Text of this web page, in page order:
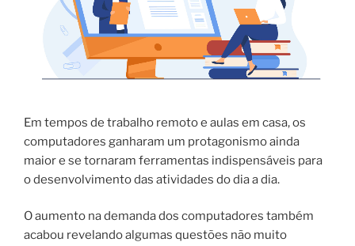
Em tempos de trabalho remoto e aulas em casa, os
computadores ganharam um protagonismo ainda
maior e se tornaram ferramentas indispensáveis para
o desenvolvimento das atividades do dia a dia.
O aumento na demanda dos computadores também
acabou revelando algumas questões não muito